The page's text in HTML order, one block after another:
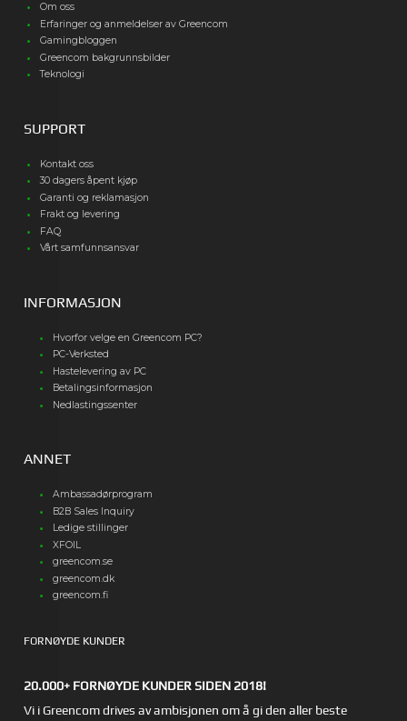
Om oss
Erfaringer og anmeldelser av Greencom
Gamingbloggen
Greencom bakgrunnsbilder
Teknologi
SUPPORT
Kontakt oss
30 dagers åpent kjøp
Garanti og reklamasjon
Frakt og levering
FAQ
Vårt samfunnsansvar
INFORMASJON
Hvorfor velge en Greencom PC?
PC-Verksted
Hastelevering av PC
Betalingsinformasjon
Nedlastingssenter
ANNET
Ambassadørprogram
B2B Sales Inquiry
Ledige stillinger
XFOIL
greencom.se
greencom.dk
greencom.fi
FORNØYDE KUNDER
20.000+ FORNØYDE KUNDER SIDEN 2018!
Vi i Greencom drives av ambisjonen om å gi den aller beste